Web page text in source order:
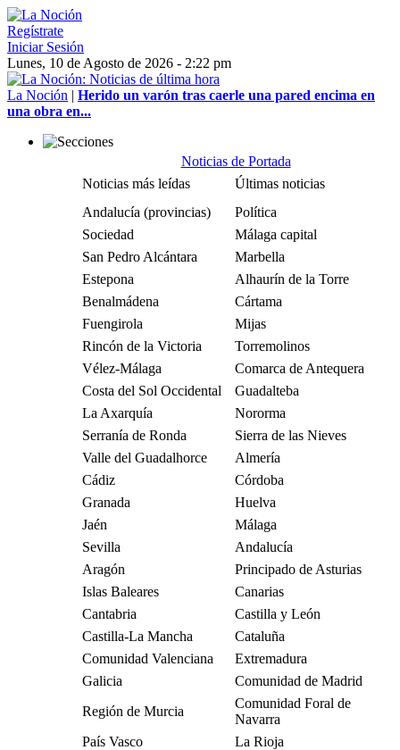
Regístrate
Iniciar Sesión
Lunes, 10 de Agosto de 2026 - 2:22 pm
La Noción | Herido un varón tras caerle una pared encima en
una obra en...
Noticias de Portada
Noticias más leídas
Últimas noticias
Andalucía (provincias)
Política
Sociedad
Málaga capital
San Pedro Alcántara
Marbella
Estepona
Alhaurín de la Torre
Benalmádena
Cártama
Fuengirola
Mijas
Rincón de la Victoria
Torremolinos
Vélez-Málaga
Comarca de Antequera
Costa del Sol Occidental
Guadalteba
La Axarquía
Nororma
Serranía de Ronda
Sierra de las Nieves
Valle del Guadalhorce
Almería
Cádiz
Córdoba
Granada
Huelva
Jaén
Málaga
Sevilla
Andalucía
Aragón
Principado de Asturias
Islas Baleares
Canarias
Cantabria
Castilla y León
Castilla-La Mancha
Cataluña
Comunidad Valenciana
Extremadura
Galicia
Comunidad de Madrid
Región de Murcia
Comunidad Foral de
Navarra
País Vasco
La Rioja